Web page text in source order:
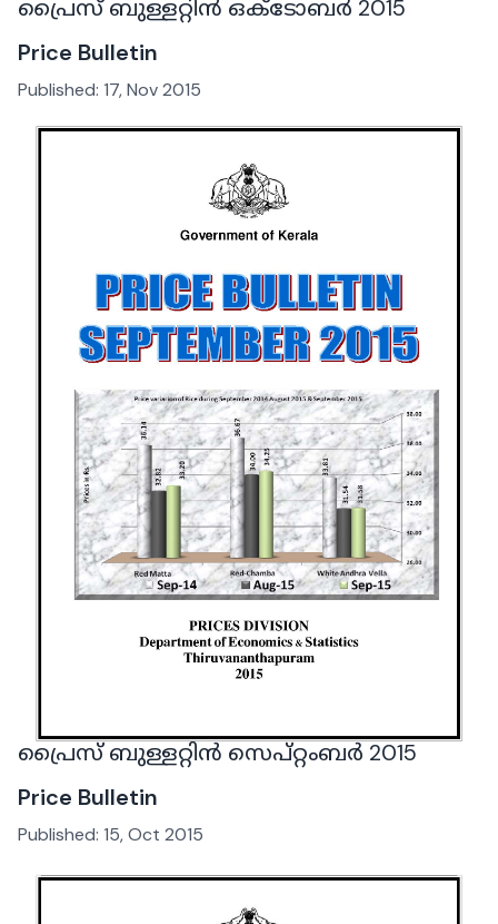
പ്രൈസ് ബുള്ളറ്റിൻ ഒക്ടോബർ 2015
Price Bulletin
Published: 17, Nov 2015
പ്രൈസ് ബുള്ളറ്റിൻ സെപ്റ്റംബർ 2015
Price Bulletin
Published: 15, Oct 2015